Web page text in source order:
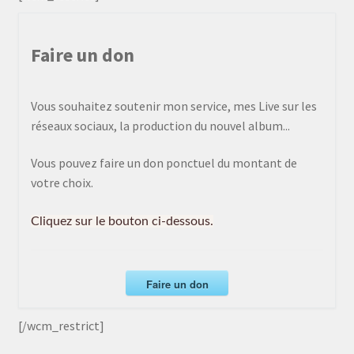
Faire un don
Vous souhaitez soutenir mon service, mes Live sur les
réseaux sociaux, la production du nouvel album...
Vous pouvez faire un don ponctuel du montant de
votre choix.
Cliquez sur le bouton ci-dessous.
Faire un don
[/wcm_restrict]